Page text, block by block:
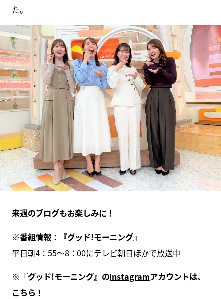
た。
来週のブログもお楽しみに！
※番組情報：『グッド!モーニング』
平日朝4：55～8：00にテレビ朝日ほかで放送中
※ 『グッド!モーニング』のInstagramアカウントは、
こちら！